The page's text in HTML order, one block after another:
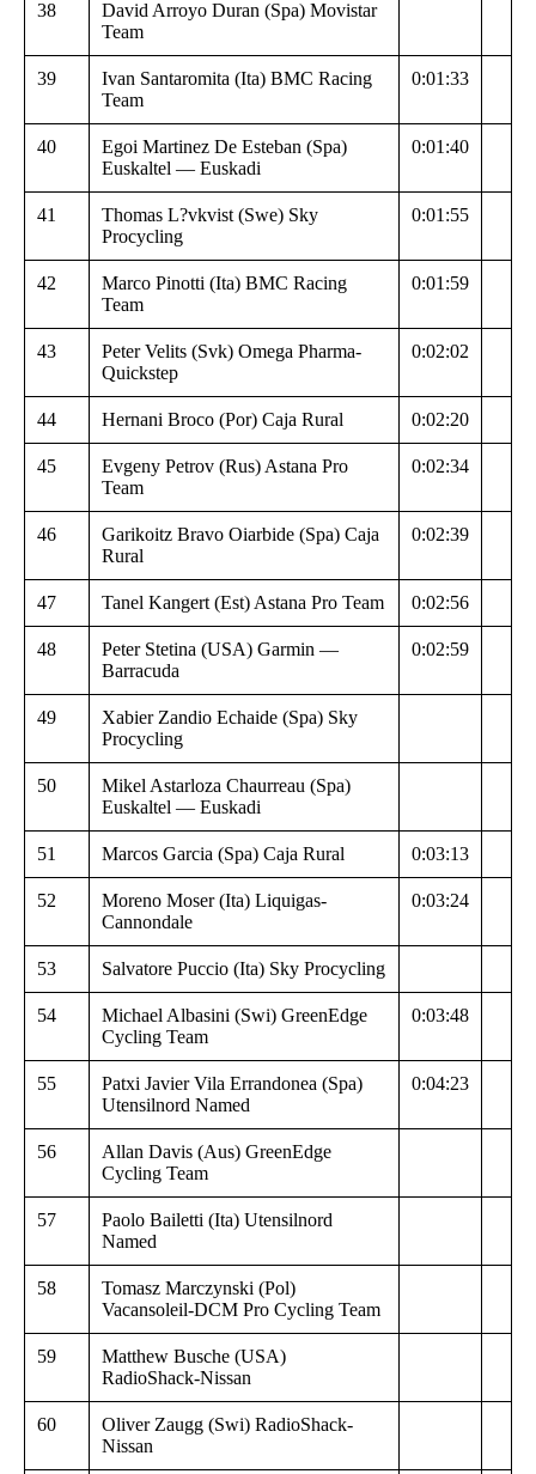
38
David Arroyo Duran (Spa) Movistar
Team
39
Ivan Santaromita (Ita) BMC Racing
Team
0:01:33
40
Egoi Martinez De Esteban (Spa)
Euskaltel — Euskadi
0:01:40
41
Thomas L?vkvist (Swe) Sky
Procycling
0:01:55
42
Marco Pinotti (Ita) BMC Racing
Team
0:01:59
43
Peter Velits (Svk) Omega Pharma-
Quickstep
0:02:02
44 Hernani Broco (Por) Caja Rural 0:02:20
45
Evgeny Petrov (Rus) Astana Pro
Team
0:02:34
46
Garikoitz Bravo Oiarbide (Spa) Caja
Rural
0:02:39
47 Tanel Kangert (Est) Astana Pro Team 0:02:56
48
Peter Stetina (USA) Garmin —
Barracuda
0:02:59
49
Xabier Zandio Echaide (Spa) Sky
Procycling
50
Mikel Astarloza Chaurreau (Spa)
Euskaltel — Euskadi
51 Marcos Garcia (Spa) Caja Rural 0:03:13
52
Moreno Moser (Ita) Liquigas-
Cannondale
0:03:24
53 Salvatore Puccio (Ita) Sky Procycling
54
Michael Albasini (Swi) GreenEdge
Cycling Team
0:03:48
55
Patxi Javier Vila Errandonea (Spa)
Utensilnord Named
0:04:23
56
Allan Davis (Aus) GreenEdge
Cycling Team
57
Paolo Bailetti (Ita) Utensilnord
Named
58
Tomasz Marczynski (Pol)
Vacansoleil-DCM Pro Cycling Team
59
Matthew Busche (USA)
RadioShack-Nissan
60
Oliver Zaugg (Swi) RadioShack-
Nissan